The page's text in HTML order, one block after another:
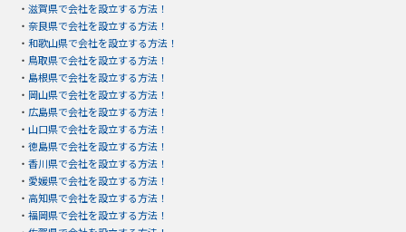
・ 滋賀県で会社を設立する方法！
・ 奈良県で会社を設立する方法！
・ 和歌山県で会社を設立する方法！
・ 鳥取県で会社を設立する方法！
・ 島根県で会社を設立する方法！
・ 岡山県で会社を設立する方法！
・ 広島県で会社を設立する方法！
・ 山口県で会社を設立する方法！
・ 徳島県で会社を設立する方法！
・ 香川県で会社を設立する方法！
・ 愛媛県で会社を設立する方法！
・ 高知県で会社を設立する方法！
・ 福岡県で会社を設立する方法！